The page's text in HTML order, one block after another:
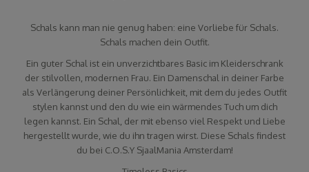
Schals kann man nie genug haben: eine Vorliebe für Schals.
Schals machen dein Outfit.
Ein guter Schal ist ein unverzichtbares Basic im Kleiderschrank
der stilvollen, modernen Frau. Ein Damenschal in deiner Farbe
als Verlängerung deiner Persönlichkeit, mit dem du jedes Outfit
stylen kannst und den du wie ein wärmendes Tuch um dich
legen kannst. Ein Schal, der mit ebenso viel Respekt und Liebe
hergestellt wurde, wie du ihn tragen wirst. Diese Schals findest
du bei C.O.S.Y SjaalMania Amsterdam!